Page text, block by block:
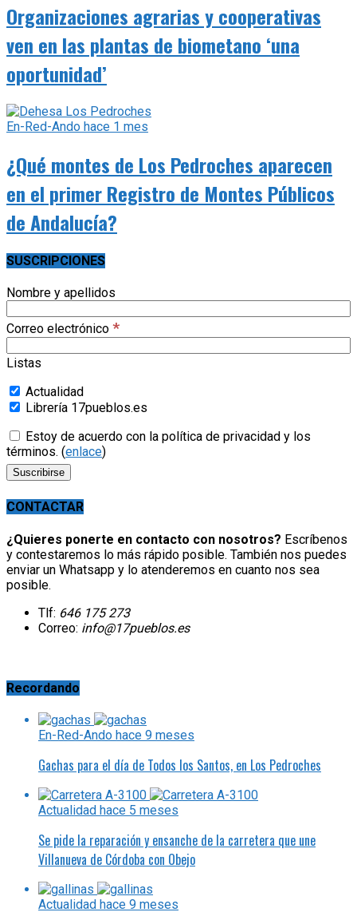
Organizaciones agrarias y cooperativas
ven en las plantas de biometano ‘una
oportunidad’
En-Red-Ando hace 1 mes
¿Qué montes de Los Pedroches aparecen
en el primer Registro de Montes Públicos
de Andalucía?
SUSCRIPCIONES
Nombre y apellidos
Correo electrónico *
Listas
Actualidad
Librería 17pueblos.es
Estoy de acuerdo con la política de privacidad y los
términos. (enlace)
CONTACTAR
¿Quieres ponerte en contacto con nosotros? Escríbenos
y contestaremos lo más rápido posible. También nos puedes
enviar un Whatsapp y lo atenderemos en cuanto nos sea
posible.
Tlf: 646 175 273
Correo: info@17pueblos.es
Recordando
En-Red-Ando hace 9 meses
Gachas para el día de Todos los Santos, en Los Pedroches
Actualidad hace 5 meses
Se pide la reparación y ensanche de la carretera que une
Villanueva de Córdoba con Obejo
Actualidad hace 9 meses